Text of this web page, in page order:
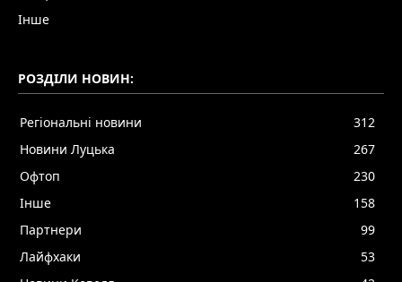
Інше
РОЗДІЛИ НОВИН:
Регіональні новини
312
Новини Луцька
267
Офтоп
230
Інше
158
Партнери
99
Лайфхаки
53